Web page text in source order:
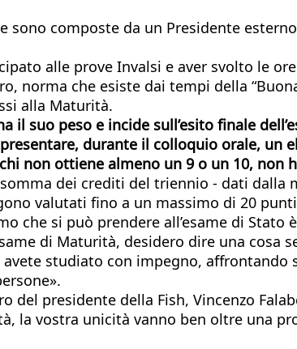
sono composte da un Presidente
alle prove Invalsi e aver svolto le
norma che esiste dai tempi della
alla Maturità.
il suo peso e incide sull’esito finale
durante il colloquio orale,
non ottiene almeno un 9 o un 10,
dei crediti del triennio - dati
valutati fino a un massimo di 20
che si può prendere all’esame di
di Maturità, desidero dire una cosa
studiato con impegno,
presidente della Fish, Vincenzo
la vostra unicità vanno ben oltre una